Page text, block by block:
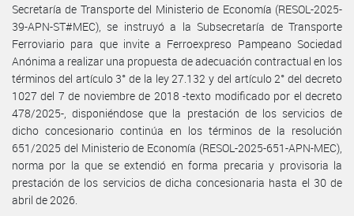
Secretaría de Transporte del Ministerio de Economía (RESOL-2025-
39-APN-ST#MEC), se instruyó a la Subsecretaría de Transporte
Ferroviario para que invite a Ferroexpreso Pampeano Sociedad
Anónima a realizar una propuesta de adecuación contractual en los
términos del artículo 3° de la ley 27.132 y del artículo 2° del decreto
1027 del 7 de noviembre de 2018 -texto modificado por el decreto
478/2025-, disponiéndose que la prestación de los servicios de
dicho concesionario continúa en los términos de la resolución
651/2025 del Ministerio de Economía (RESOL-2025-651-APN-MEC),
norma por la que se extendió en forma precaria y provisoria la
prestación de los servicios de dicha concesionaria hasta el 30 de
abril de 2026.